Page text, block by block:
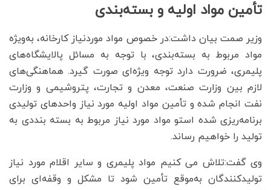
تأمین مواد اولیه و بسته‌بندی
وزیر صمت بیان داشت:در خصوص مواد موردنیاز کارخانه، به‌ویژه
مواد مربوط به بسته‌بندی، با توجه به مسائل پالایشگاه‌های
پلیمری، ضرورت دارد توجه ویژه‌ای صورت گیرد. هماهنگی‌های
لازم بین وزارت صنعت، معدن و تجارت، پتروشیمی و وزارت
نفت انجام شده و تأمین مواد اولیه مورد نیاز واحدهای تولیدی
برنامه‌ریزی شده استو مواد مورد نیاز مربوط به بسته بنددی به
تولید را خواهیم رساند.
وی گفت:تلاش می کنیم مواد پلیمری و سایر اقلام مورد نیاز
تولیدکنندگان به‌موقع تأمین شود تا مشکل و وقفه‌ای برای